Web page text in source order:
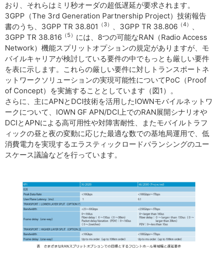
おり、それらはミリ秒オーダの超低遅延が要求されます。
3GPP（The 3rd Generation Partnership Project）技術報告
書のうち、3GPP TR 38.801
（3） 、3GPP TR 38.806 （4）
、
3GPP TR 38.816 （5） には、8つの可能なRAN（Radio Access
Network）機能スプリットオプションの規定がありますが、モ
バイルキャリアが検討している要件の中でもっとも厳しい要件
を表に示します。これらの厳しい要件に対しトランスポートネ
ットワークソリューションの実現可能性についてPoC（Proof
of Concept）を実施することとしています（図1）。
さらに、主にAPNとDCI技術を活用したIOWNモバイルネットワ
ークについて、IOWN GF APN/DCI上でのRAN展開シナリオや
DCIとAPNによる高可用性や対障害耐性、またモバイルトラフ
ィックの昼と夜の変動に応じた最適な数での基地局運用で、低
消費電力を実現するエラスティックロードバランシングのユー
スケース議論などを行っています。